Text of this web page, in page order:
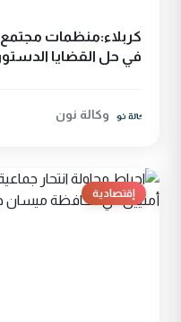
كربلاء:منظمات
في حل القضايا
وكالة نون
إقتصادية